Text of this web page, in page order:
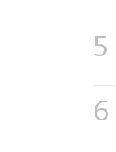
5
6